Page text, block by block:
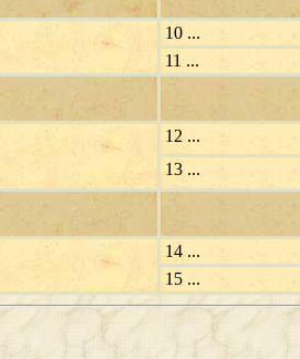
10 ...
11 ...
12 ...
13 ...
14 ...
15 ...